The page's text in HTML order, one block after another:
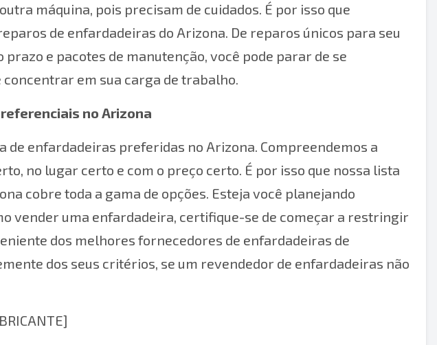
máquina, pois precisam de cuidados. É por isso que
de enfardadeiras do Arizona. De reparos únicos para seu
e pacotes de manutenção, você pode parar de se
em sua carga de trabalho.
no Arizona
de enfardadeiras preferidas no Arizona. Compreendemos a
no lugar certo e com o preço certo. É por isso que nossa lista
cobre toda a gama de opções. Esteja você planejando
vender uma enfardadeira, certifique-se de começar a restringir
dos melhores fornecedores de enfardadeiras de
dos seus critérios, se um revendedor de enfardadeiras não